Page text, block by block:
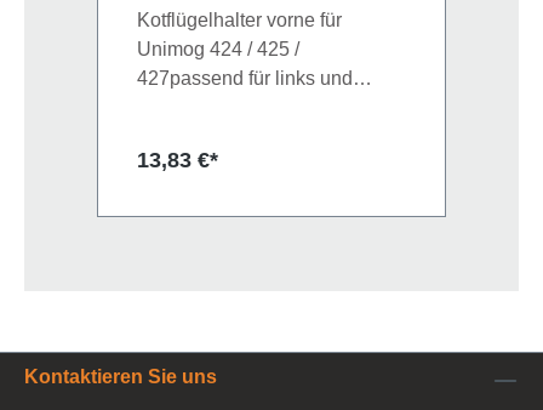
Kotflügelhalter vorne für
Unimog 424 / 425 /
427passend für links und
Regulärer Preis:
13,83 €*
Kontaktieren Sie uns